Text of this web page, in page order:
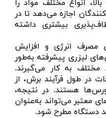
انواع مختلف مواد را
اجازه می‌دهد تا در
بیشتری داشته
مصرف انرژی و افزایش
لیزری پیشرفته به‌طور
مختلف به کار می‌گیرند.
در طول فرآیند برش، از
هستند. در نتیجه،
معتبر می‌تواند به‌عنوان
دستگاه مطرح شود.